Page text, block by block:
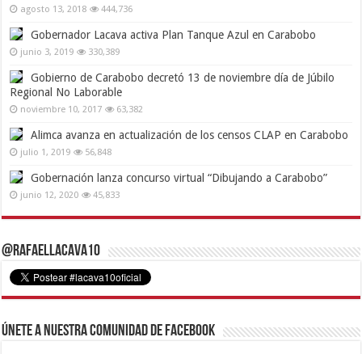
agosto 13, 2018 444,736
Gobernador Lacava activa Plan Tanque Azul en Carabobo
junio 3, 2019 330,389
Gobierno de Carabobo decretó 13 de noviembre día de Júbilo
Regional No Laborable
noviembre 10, 2017 63,382
Alimca avanza en actualización de los censos CLAP en Carabobo
julio 1, 2019 56,848
Gobernación lanza concurso virtual “Dibujando a Carabobo”
junio 12, 2020 45,833
@RafaelLacava10
Únete a nuestra comunidad de Facebook